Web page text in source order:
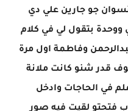
جو جارين علي دي
بتقول لي في كلام
وفاطمة اول مرة
قدر شنو كانت ملانة
في الحاجات وادخل
فتحتو لقيت فيه صور